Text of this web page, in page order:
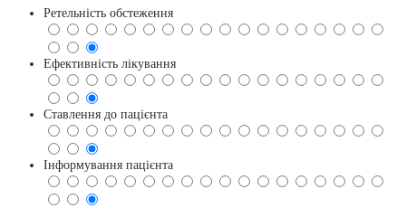
Ретельність обстеження
Ефективність лікування
Ставлення до пацієнта
Інформування пацієнта